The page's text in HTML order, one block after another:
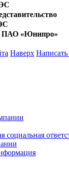
ПАО «Юнипро»
Наверх
социальная